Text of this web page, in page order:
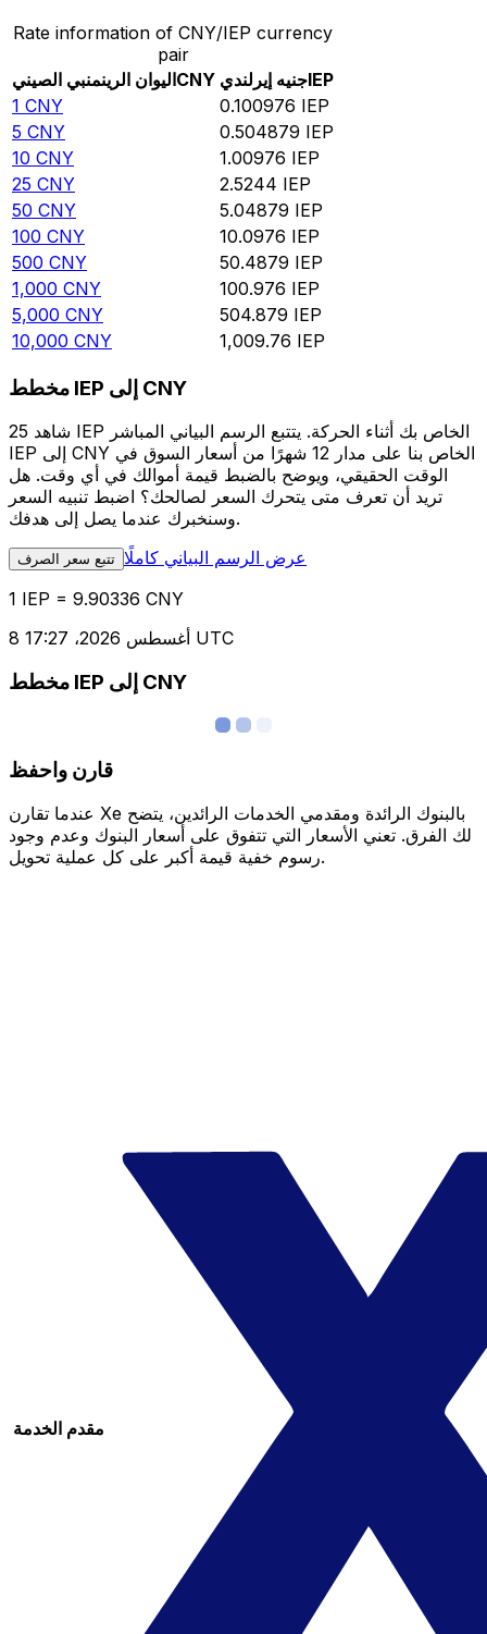
Rate information of CNY/IEP currency
pair
اليوان الرينمنبي الصينيCNY جنيه إيرلنديIEP
1 CNY 0.100976 IEP
5 CNY 0.504879 IEP
10 CNY 1.00976 IEP
25 CNY 2.5244 IEP
50 CNY 5.04879 IEP
100 CNY 10.0976 IEP
500 CNY 50.4879 IEP
1,000 CNY 100.976 IEP
5,000 CNY 504.879 IEP
10,000 CNY 1,009.76 IEP
مخطط IEP إلى CNY
شاهد 25 IEP الخاص بك أثناء الحركة. يتتبع الرسم البياني المباشر
IEP إلى CNY الخاص بنا على مدار 12 شهرًا من أسعار السوق في
الوقت الحقيقي، ويوضح بالضبط قيمة أموالك في أي وقت. هل
تريد أن تعرف متى يتحرك السعر لصالحك؟ اضبط تنبيه السعر
وسنخبرك عندما يصل إلى هدفك.
تتبع سعر الصرف عرض الرسم البياني كاملًا
1 IEP = 9.90336 CNY
8 أغسطس 2026، 17:27 UTC
مخطط IEP إلى CNY
قارن واحفظ
عندما تقارن Xe بالبنوك الرائدة ومقدمي الخدمات الرائدين، يتضح
لك الفرق. تعني الأسعار التي تتفوق على أسعار البنوك وعدم وجود
رسوم خفية قيمة أكبر على كل عملية تحويل.
مقدم الخدمة